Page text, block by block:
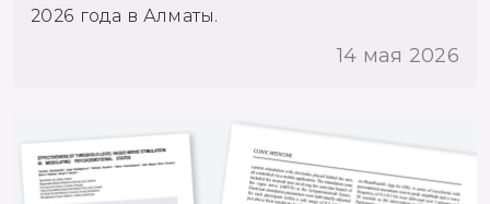
2026 года в Алматы.
14 мая 2026